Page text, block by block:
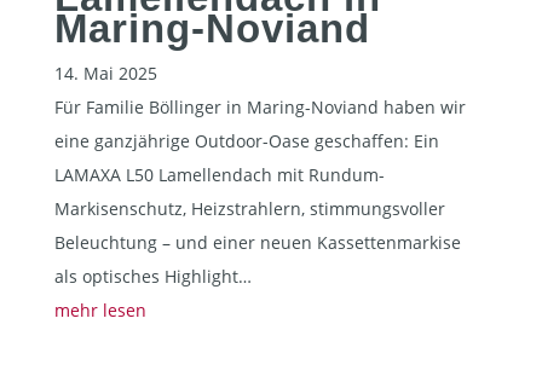
Maring-Noviand
14. Mai 2025
Für Familie Böllinger in Maring-Noviand haben wir
eine ganzjährige Outdoor-Oase geschaffen: Ein
LAMAXA L50 Lamellendach mit Rundum-
Markisenschutz, Heizstrahlern, stimmungsvoller
Beleuchtung – und einer neuen Kassettenmarkise
als optisches Highlight…
mehr lesen